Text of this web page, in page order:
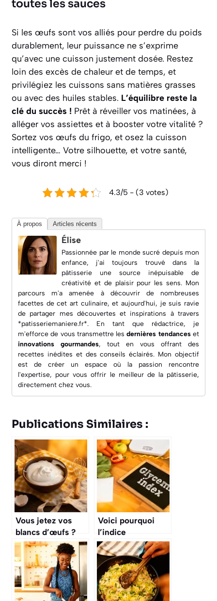
toutes les sauces
Si les œufs sont vos alliés pour perdre du poids
durablement, leur puissance ne s’exprime
qu’avec une cuisson justement dosée. Restez
loin des excès de chaleur et de temps, et
privilégiez les cuissons sans matières grasses
ou avec des huiles stables. L’équilibre reste la
clé du succès ! Prêt à réveiller vos matinées, à
alléger vos assiettes et à booster votre vitalité ?
Sortez vos œufs du frigo, et osez la cuisson
intelligente… Votre silhouette, et votre santé,
vous diront merci !
4.3/5 - (3 votes)
À propos Articles récents
Élise
Passionnée par le monde sucré depuis mon
enfance, j'ai toujours trouvé dans la
pâtisserie une source inépuisable de
créativité et de plaisir pour les sens. Mon
parcours m'a amenée à découvrir de nombreuses
facettes de cet art culinaire, et aujourd'hui, je suis ravie
de partager mes découvertes et inspirations à travers
*patisseriemaniere.fr*. En tant que rédactrice, je
m'efforce de vous transmettre lesdernières tendanceset
innovations gourmandes, tout en vous offrant des
recettes inédites et des conseils éclairés. Mon objectif
est de créer un espace où la passion rencontre
l'expertise, pour vous offrir le meilleur de la pâtisserie,
directement chez vous.
Publications Similaires :
Vous jetez vos
blancs d’œufs ?
Voici la méthode
qui change tout
Voici pourquoi
l’indice
glycémique va
tout changer dans
votre perte de
poids